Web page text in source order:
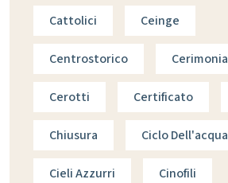
Cattolici Ceinge
Centrostorico Cerimonia
Cerotti Certificato
Chiusura Ciclo Dell'acqua
Cieli Azzurri Cinofili